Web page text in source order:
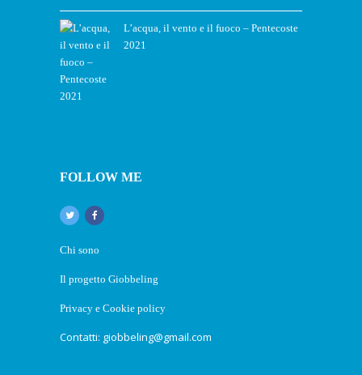
L’acqua, il vento e il fuoco – Pentecoste
2021
FOLLOW ME
Chi sono
Il progetto Giobbeling
Privacy e Cookie policy
Contatti: giobbeling@gmail.com